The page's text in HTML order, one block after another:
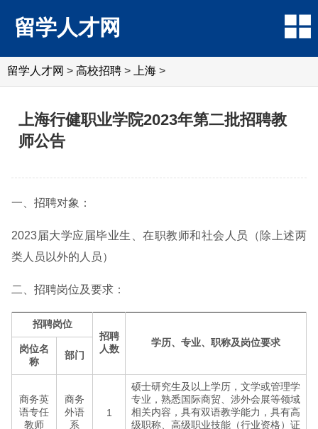
留学人才网
留学人才网 > 高校招聘 > 上海 >
上海行健职业学院2023年第二批招聘教
师公告
一、招聘对象：
2023届大学应届毕业生、在职教师和社会人员（除上述两
类人员以外的人员）
二、招聘岗位及要求：
招聘岗位
招聘
人数
学历、专业、职称及岗位要求
岗位名
称
部门
商务英
语专任
教师
商务
外语
系
1
硕士研究生及以上学历，文学或管理学
专业，熟悉国际商贸、涉外会展等领域
相关内容，具有双语教学能力，具有高
级职称、高级职业技能（行业资格）证